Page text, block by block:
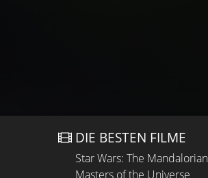
DIE BESTEN FILME
Star Wars: The
Masters of the Universe